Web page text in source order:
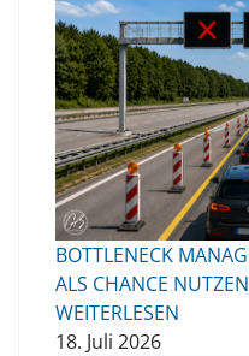
BOTTLENECK
ALS CHANCE NUTZEN
WEITERLESEN
18. Juli 2026